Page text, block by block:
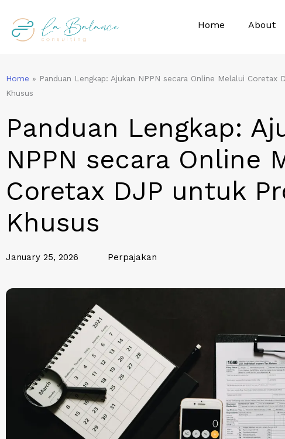
content
Home About
Home » Panduan Lengkap: Ajukan NPPN secara Online Melalui Coretax
Khusus
Panduan Lengkap:
NPPN secara Online
Coretax DJP untuk
Khusus
January 25, 2026 Perpajakan